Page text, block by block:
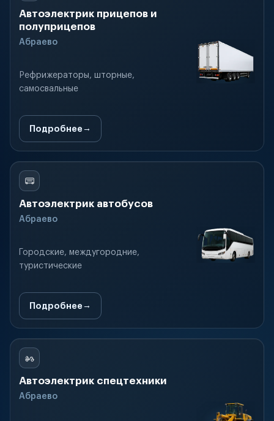
Автоэлектрик прицепов и
полуприцепов
Абраево
Рефрижераторы, шторные,
самосвальные
Подробнее
Автоэлектрик автобусов
Абраево
Городские, междугородние,
туристические
Подробнее
Автоэлектрик спецтехники
Абраево